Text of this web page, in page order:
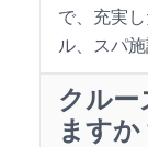
で、充実
ル、スパ
クル
ますか